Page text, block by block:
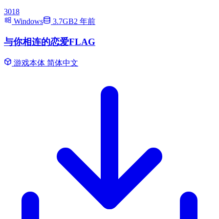
3018
Windows
3.7GB2 年前
与你相连的恋爱FLAG
游戏本体 简体中文